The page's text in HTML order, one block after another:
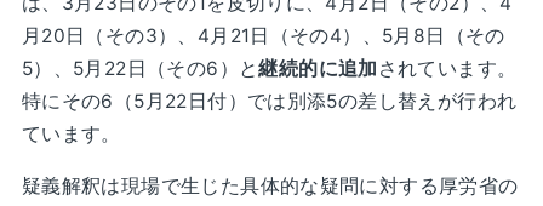
月20日（その3）、4月21日（その4）、5月8日（その
5）、5月22日（その6）と継続的に追加 されています。
特にその6（5月22日付）では別添5の差し替えが行われ
ています。
疑義解釈は現場で生じた具体的な疑問に対する厚労省の